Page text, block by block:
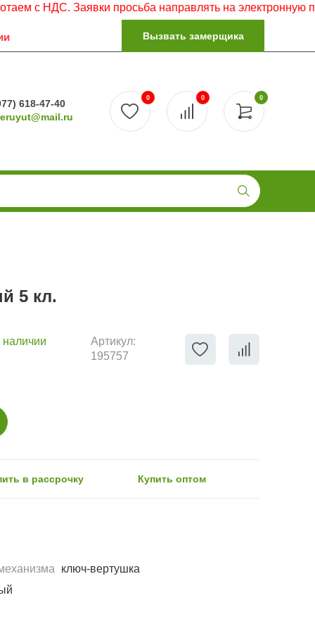
НДС. Заявки просьба направлять на электронную почту.
Вызвать замерщика
618-47-40
0
0 0
5 кл.
наличии
Артикул:
195757
в рассрочку Купить оптом
ключ-вертушка